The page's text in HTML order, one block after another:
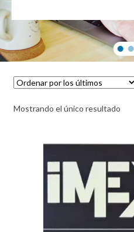
Mostrando el único resultado